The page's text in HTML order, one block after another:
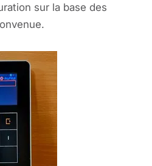
sur la base des